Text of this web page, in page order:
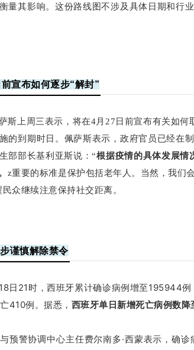
量其影响。这份路线图不涉及具体日期和行
宣布如何逐步“解封”
斯上周三表示，将在4月27日前宣布有关如何
的到期时日。佩萨斯表示，政府官员已经在
部部长基利亚斯说：“根据疫情的具体发展情
z重要的标准是保护包括老年人。当然，我们
众继续注意保持社交距离。
谨慎解除禁令
日21时，西班牙累计确诊病例增至195944
410例。 据悉， 西班牙单日新增死亡病例数降
预警协调中心主任费尔南多·西蒙表示，确